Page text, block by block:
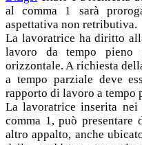
al comma 1 sarà
aspettativa non retributiva.
La lavoratrice ha diritto
lavoro da tempo pieno
orizzontale. A richiesta
a tempo parziale deve
rapporto di lavoro a tempo
La lavoratrice inserita
comma 1, può presentare
altro appalto, anche